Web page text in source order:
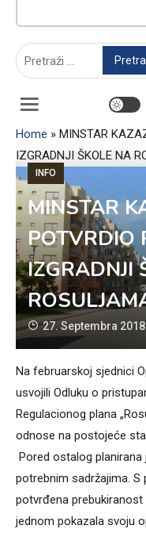
Home » MINSTAR
IZGRADNJI ŠKOLE NA
INFO
MINSTAR
POTVRDIO
IZGRADNJI
27. Septembra 2018.
Na februarskoj sjednici
usvojili Odluku o
Regulacionog plana
odnose na postojeće
Pored ostalog
potrebnim sadržajima. S
potvrđena prebukiranost
jednom pokazala svoju